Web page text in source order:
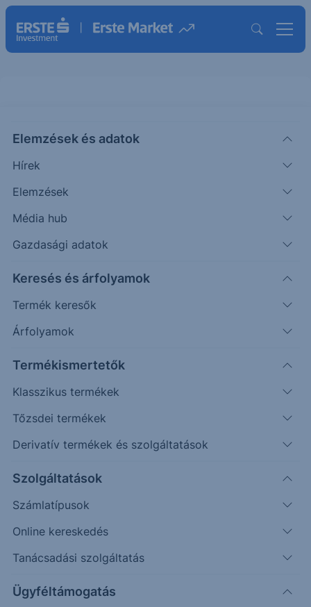
Elemzések és adatok
Hírek
Elemzések
Média hub
Gazdasági adatok
Keresés és árfolyamok
Termék keresők
Árfolyamok
Termékismertetők
Klasszikus termékek
Tőzsdei termékek
Derivatív termékek és szolgáltatások
Szolgáltatások
Számlatípusok
Online kereskedés
Tanácsadási szolgáltatás
Ügyféltámogatás
XELA(USA)
EXELA TECHNOLOGIES ORD
1.15 USD
Időpont: 25.06.04. 22:00
Előző záró:
1.15 (26.08.07.)
Árfolyamértesítő rögzítése
További információk kérése